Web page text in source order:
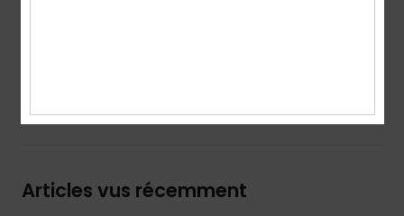
Livraison & Retours
Articles vus récemment